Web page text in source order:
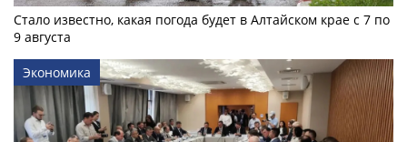
Стало известно, какая погода будет в Алтайском крае с 7 по
9 августа
Экономика